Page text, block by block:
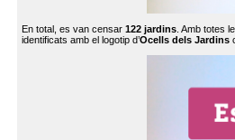
En total, es van censar 122 jardins . Amb totes
identificats amb el logotip d’Ocells dels Jardins